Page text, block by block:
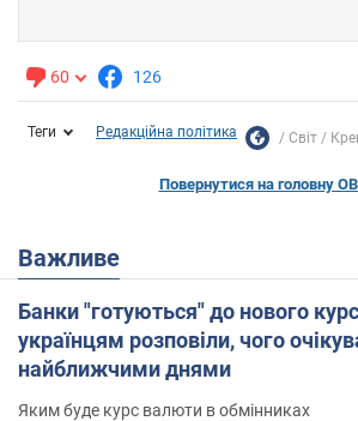
60 126
Теги Редакційна політика Світ
Повернутися на головну
Важливе
Банки "готуються" до нового
українцям розповіли, чого
найближчими днями
Яким буде курс валюти в обмінниках